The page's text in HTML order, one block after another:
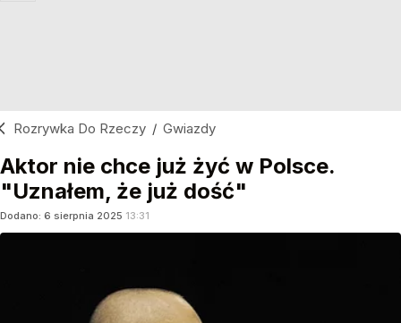
Rozrywka Do Rzeczy / Gwiazdy
Aktor nie chce już żyć w Polsce.
"Uznałem, że już dość"
Dodano: 6 sierpnia 2025 13:31